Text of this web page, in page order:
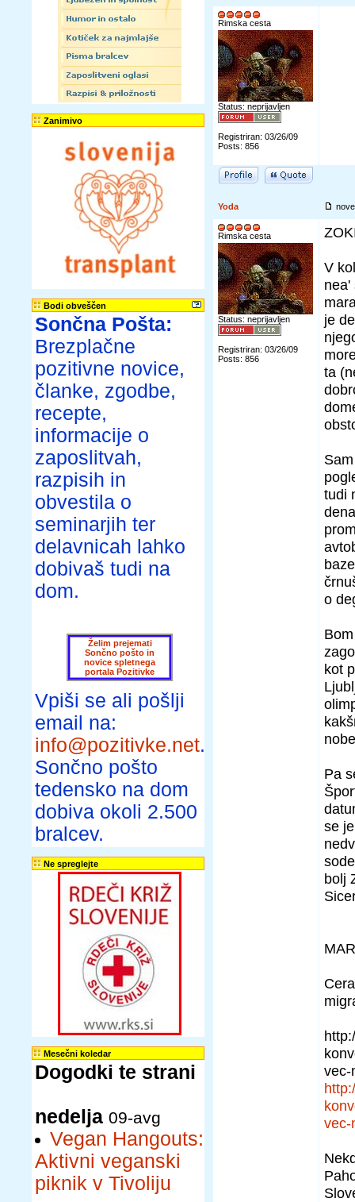
Zanimivo
Bodi obveščen
Sončna Pošta:
Brezplačne
pozitivne novice,
članke, zgodbe,
recepte,
informacije o
zaposlitvah,
razpisih in
obvestila o
seminarjih ter
delavnicah lahko
dobivaš tudi na
dom.
Želim prejemati
Sončno pošto in
novice spletnega
portala Pozitivke
Vpiši se ali pošlji
email na:
info@pozitivke.net.
Sončno pošto
tedensko na dom
dobiva okoli 2.500
bralcev.
Ne spreglejte
Mesečni koledar
Dogodki te strani
nedelja 09-avg
Vegan Hangouts:
Aktivni veganski
piknik v Tivoliju
Rimska cesta
Status: neprijavljen
Registriran: 03/26/09
Posts: 856
Yoda
Rimska cesta
Status: neprijavljen
Registriran: 03/26/09
Posts: 856
V
nea'
je
ta
tudi
o
kot
Pa
se
bolj
vec-
vec-